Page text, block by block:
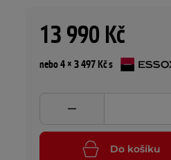
13 990 Kč
nebo 4 × 3 497 Kč s
Do košíku